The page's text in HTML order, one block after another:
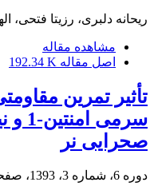
ریحانه دلبری، رزیتا فتحی،
مشاهده مقاله
اصل مقاله 192.34 K
تأثیر تمرین
صحرایی نر
دوره 6، شماره 3، 1393، صفحه